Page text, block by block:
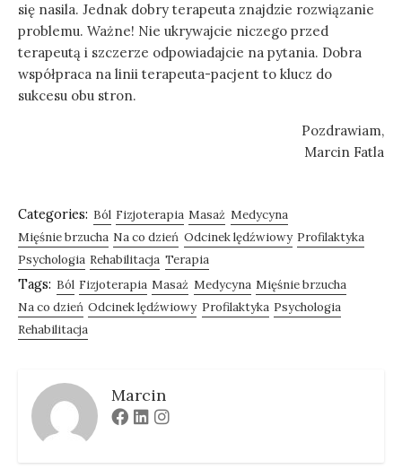
się nasila. Jednak dobry terapeuta znajdzie rozwiązanie
problemu. Ważne! Nie ukrywajcie niczego przed
terapeutą i szczerze odpowiadajcie na pytania. Dobra
współpraca na linii terapeuta-pacjent to klucz do
sukcesu obu stron.
Pozdrawiam,
Marcin Fatla
Categories: Ból Fizjoterapia Masaż Medycyna
Mięśnie brzucha Na co dzień Odcinek lędźwiowy Profilaktyka
Psychologia Rehabilitacja Terapia
Tags: Ból Fizjoterapia Masaż Medycyna Mięśnie brzucha
Na co dzień Odcinek lędźwiowy Profilaktyka Psychologia
Rehabilitacja
Marcin
Facebook
LinkedinInstagram